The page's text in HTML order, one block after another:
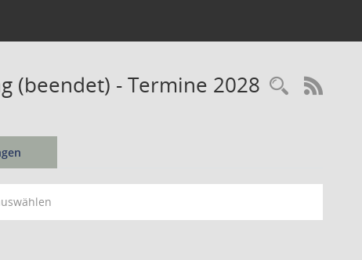
(beendet) - Termine 2028